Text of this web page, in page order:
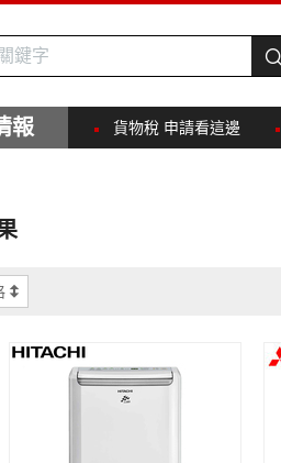
報 貨物稅 申請看這邊